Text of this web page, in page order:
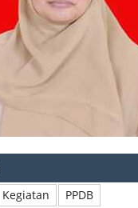
Kegiatan PPDB